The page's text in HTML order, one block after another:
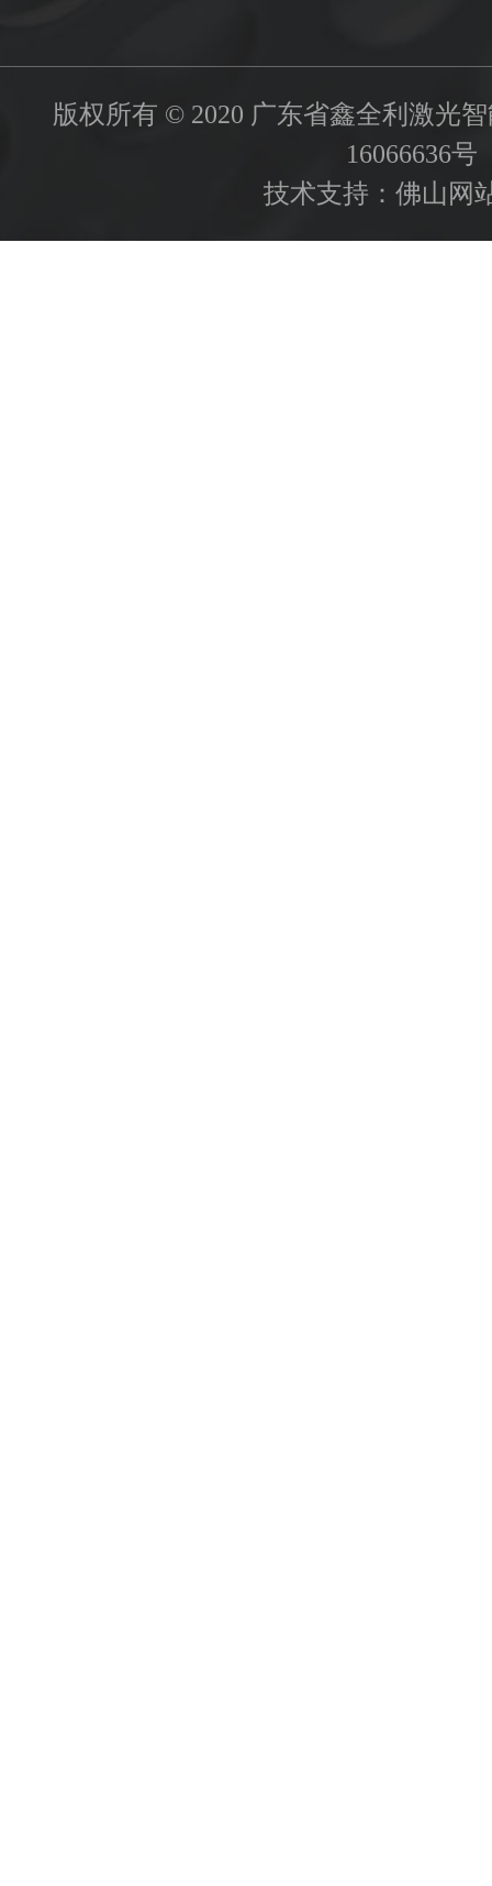
版权所有 © 2020 广东省鑫全利激光
16066636号
技术支持： 佛山网